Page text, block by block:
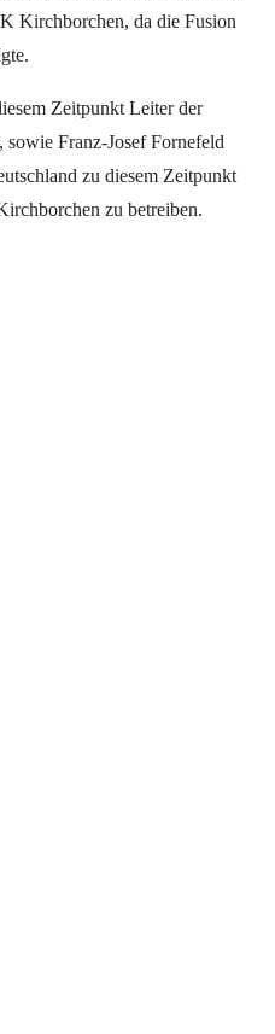
Kirchborchen, da die Fusion
Zeitpunkt Leiter der
Franz-Josef Fornefeld
zu diesem Zeitpunkt
zu betreiben.